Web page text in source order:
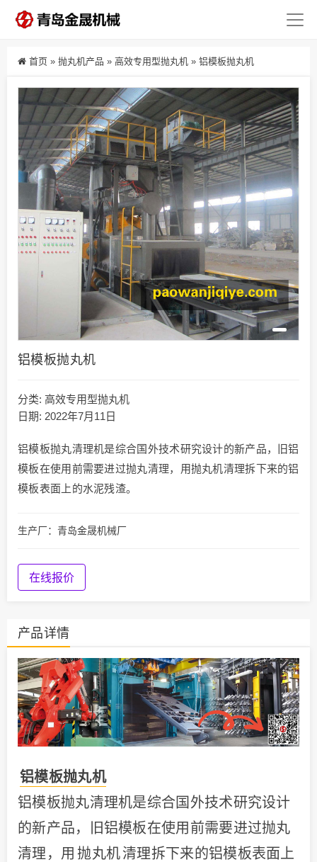
首页 » 抛丸机产品 » 高效专用型抛丸机 » 铝模板抛丸机
铝模板抛丸机
分类: 高效专用型抛丸机
日期: 2022年7月11日
铝模板抛丸清理机是综合国外技术研究设计的新产品，旧铝
模板在使用前需要进过抛丸清理，用抛丸机清理拆下来的铝
模板表面上的水泥残渣。
生产厂：青岛金晟机械厂
在线报价
产品详情
铝模板抛丸机
铝模板抛丸清理机是综合国外技术研究设计
的新产品，旧铝模板在使用前需要进过抛丸
清理，用 抛丸机清理拆下来的铝模板表面上